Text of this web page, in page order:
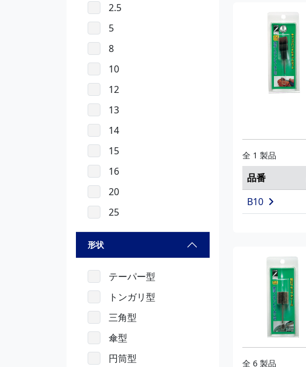
2.5
5
8
10
12
13
14
15
16
20
25
形状
テーパー型
トンガリ型
三角型
傘型
円筒型
全 1 製品
品番
B10
全 6 製品